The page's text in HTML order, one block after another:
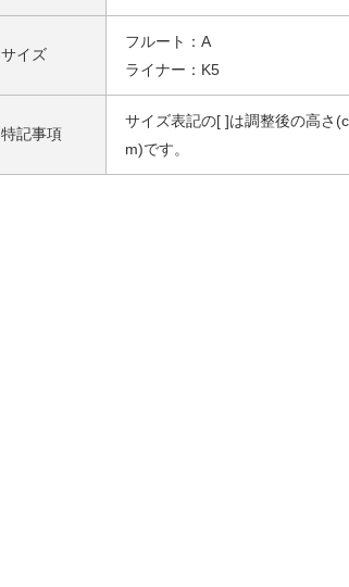
サイズ
フルート：A
ライナー：K5
特記事項
サイズ表記の[ ]は調整後の高さ(c
m)です。